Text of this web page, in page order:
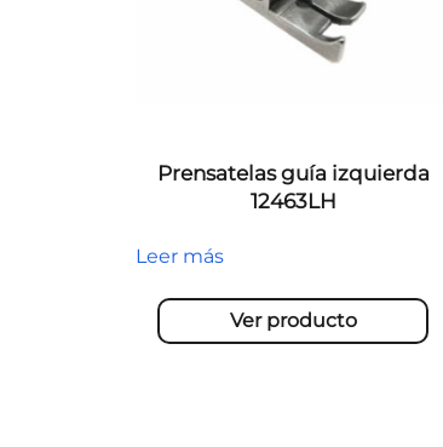
Prensatelas guía izquierda
12463LH
Leer más
Ver producto